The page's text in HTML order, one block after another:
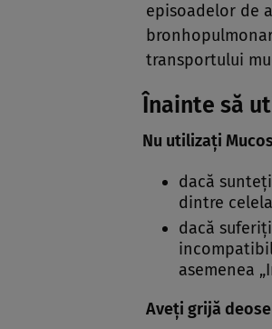
episoadelor de
transportului
Înainte să
Nu utilizaţi
dacă
dintre
dacă
asemenea
Aveţi grijă